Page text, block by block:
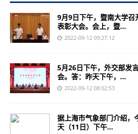
9月9日下午，暨南大学
表彰大会。会上，暨...
2022-09-12 09:27:12
5月26日下午，外交部发
会。答：昨天下午，...
2022-09-12 08:02:53
据上海市气象部门介绍，
天（11日）下午...